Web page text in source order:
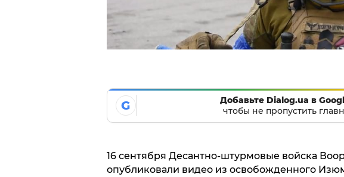
G
Добавьте Dialog.ua в
чтобы не пропустить
16 сентября Десантно-штурмовые войска
опубликовали видео из освобожденного